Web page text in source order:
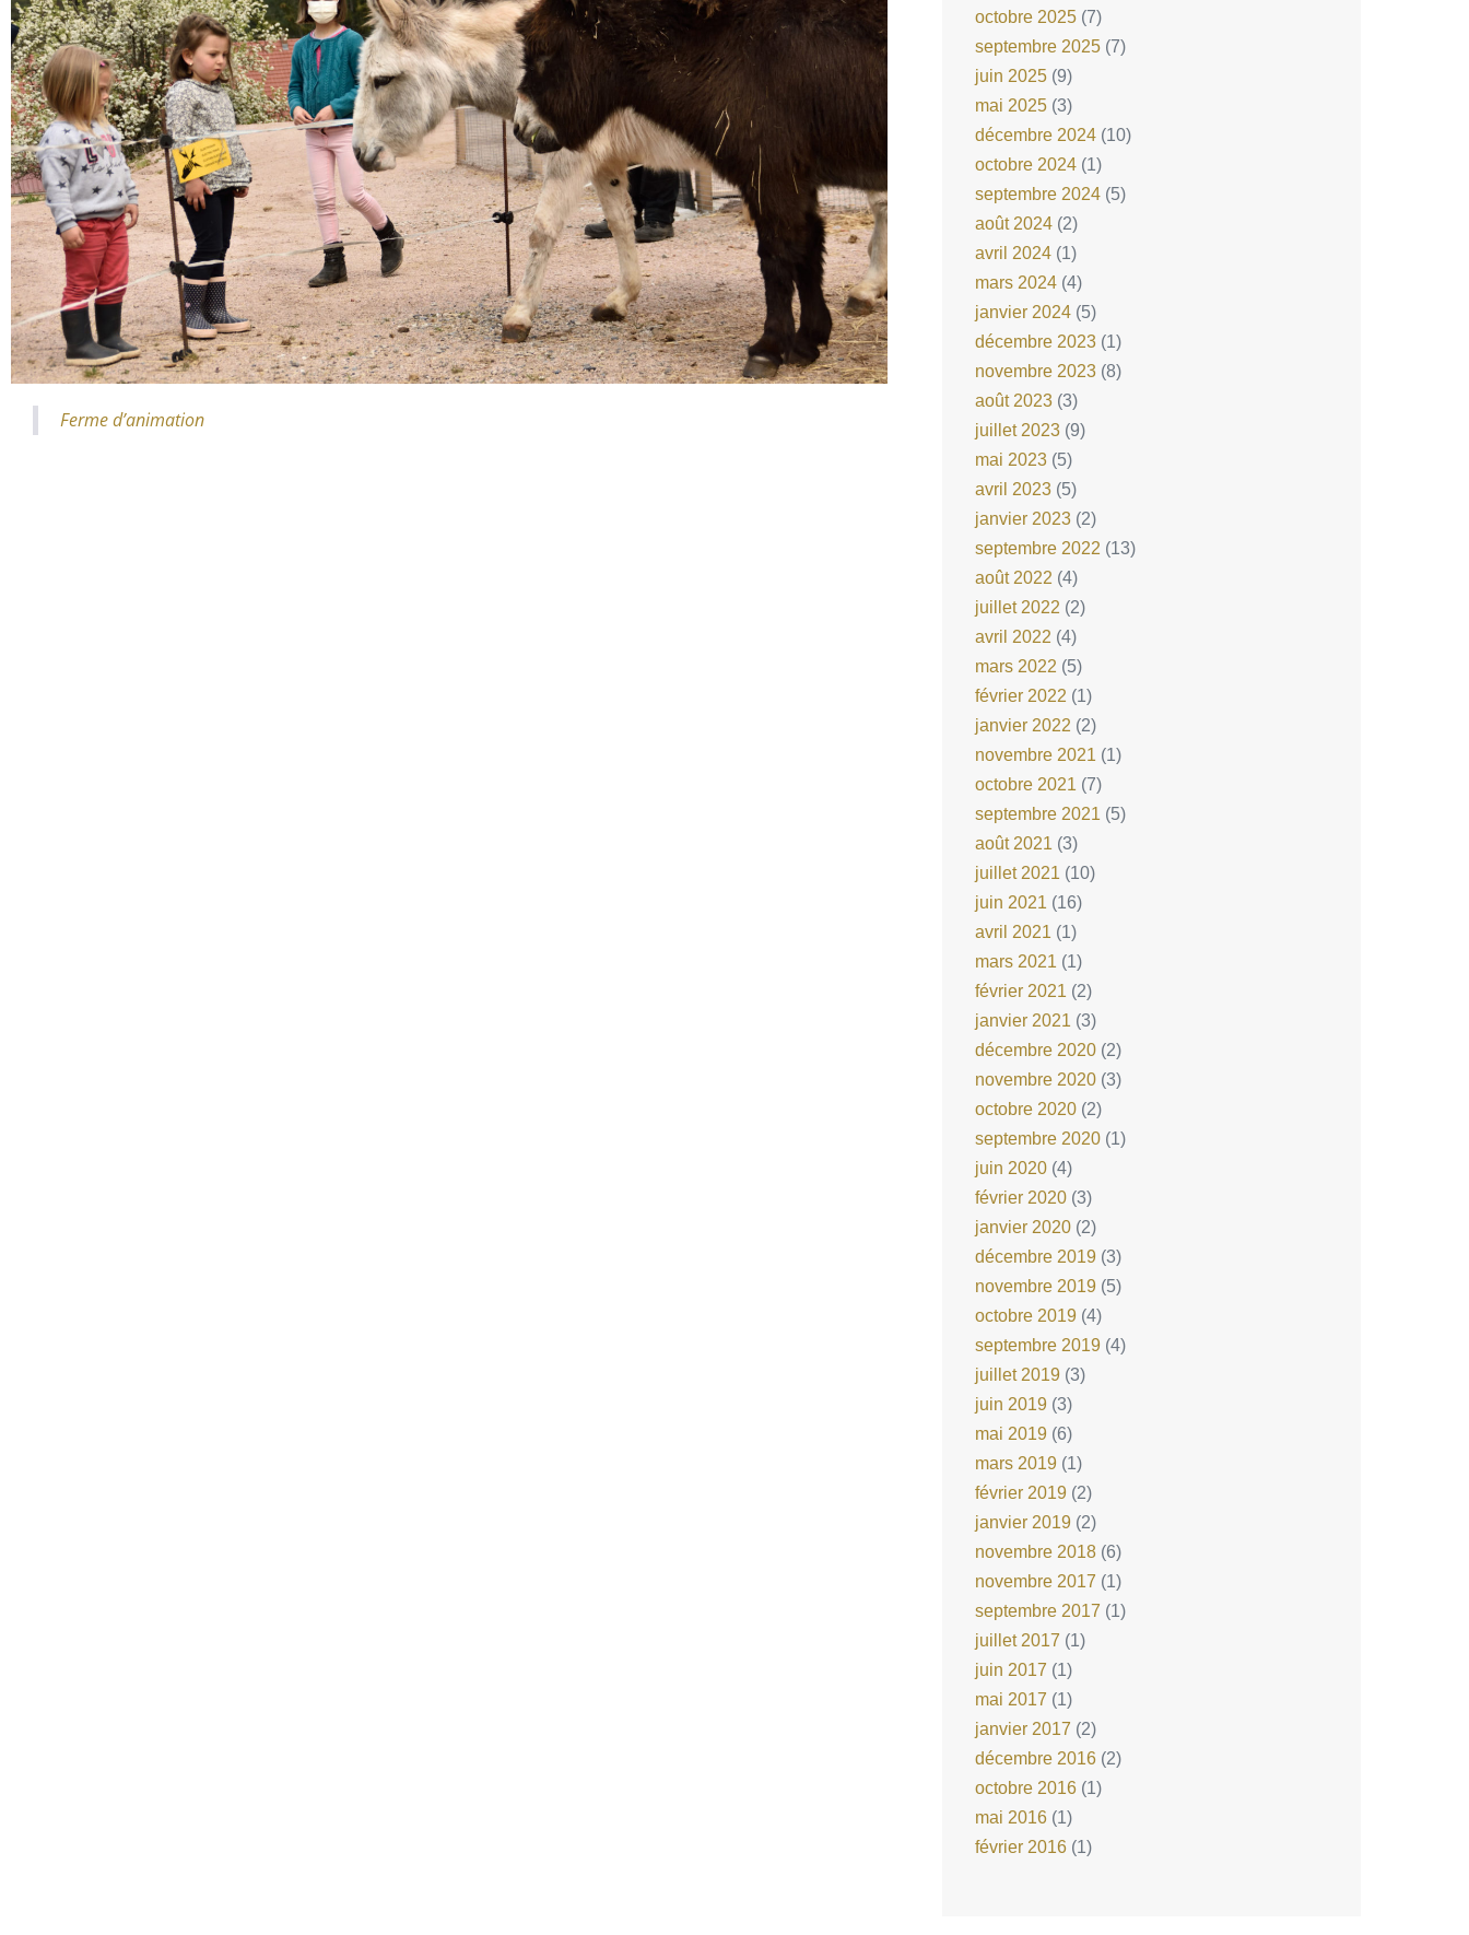
Ferme d’animation
octobre 2025(7)
septembre 2025(7)
juin 2025(9)
mai 2025(3)
décembre 2024(10)
octobre 2024(1)
septembre 2024(5)
août 2024(2)
avril 2024(1)
mars 2024(4)
janvier 2024(5)
décembre 2023(1)
novembre 2023(8)
août 2023(3)
juillet 2023(9)
mai 2023(5)
avril 2023(5)
janvier 2023(2)
septembre 2022 (13)
août 2022 (4)
juillet 2022 (2)
avril 2022 (4)
mars 2022 (5)
février 2022 (1)
janvier 2022 (2)
novembre 2021(1)
octobre 2021(7)
septembre 2021(5)
août 2021(3)
juillet 2021(10)
juin 2021(16)
avril 2021(1)
mars 2021(1)
février 2021(2)
janvier 2021(3)
décembre 2020(2)
novembre 2020(3)
octobre 2020(2)
septembre 2020(1)
juin 2020(4)
février 2020(3)
janvier 2020(2)
décembre 2019(3)
novembre 2019(5)
octobre 2019(4)
septembre 2019(4)
juillet 2019(3)
juin 2019(3)
mai 2019(6)
mars 2019(1)
février 2019(2)
janvier 2019(2)
novembre 2018(6)
novembre 2017 (1)
septembre 2017 (1)
juillet 2017 (1)
juin 2017 (1)
mai 2017 (1)
janvier 2017 (2)
décembre 2016(2)
octobre 2016(1)
mai 2016(1)
février 2016(1)